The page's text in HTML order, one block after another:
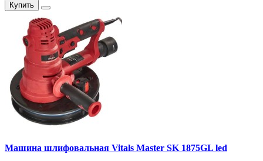
Купить
Машина шлифовальная Vitals Master SK 1875GL led